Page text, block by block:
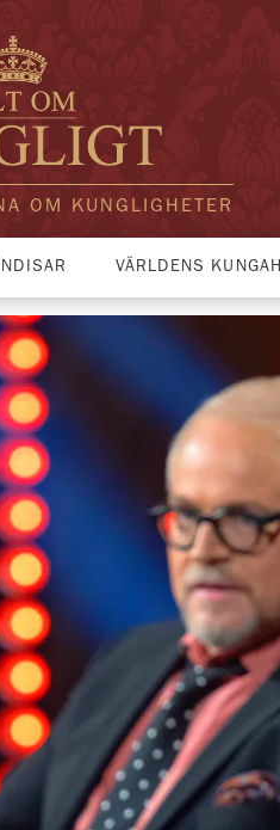
OM KUNGLIGHETER
VÄRLDENS